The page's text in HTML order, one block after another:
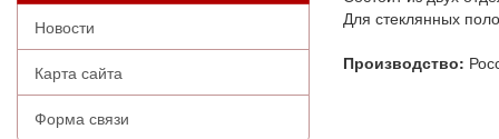
Новости
Карта сайта
Форма связи
Для стеклянных
Производство: